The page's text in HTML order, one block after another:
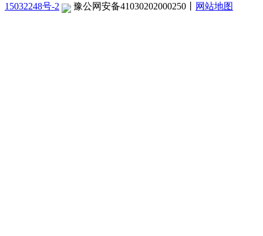
15032248号-2
豫公网安备41030202000250 网站地图